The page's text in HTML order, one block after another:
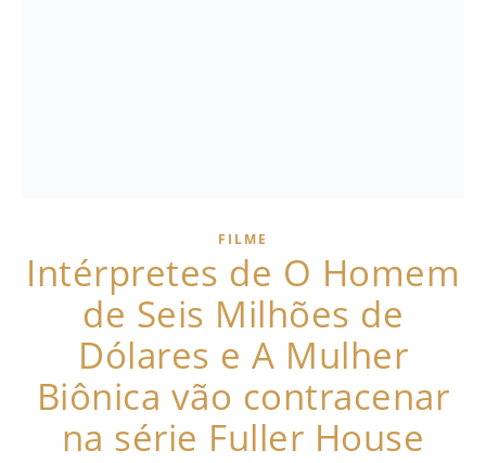
FILME
Intérpretes de O Homem
de Seis Milhões de
Dólares e A Mulher
Biônica vão contracenar
na série Fuller House